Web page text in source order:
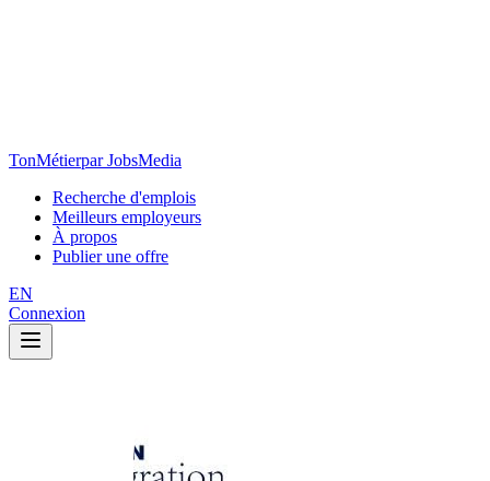
TonMétierpar JobsMedia
Recherche d'emplois
Meilleurs employeurs
À propos
Publier une offre
EN
Connexion